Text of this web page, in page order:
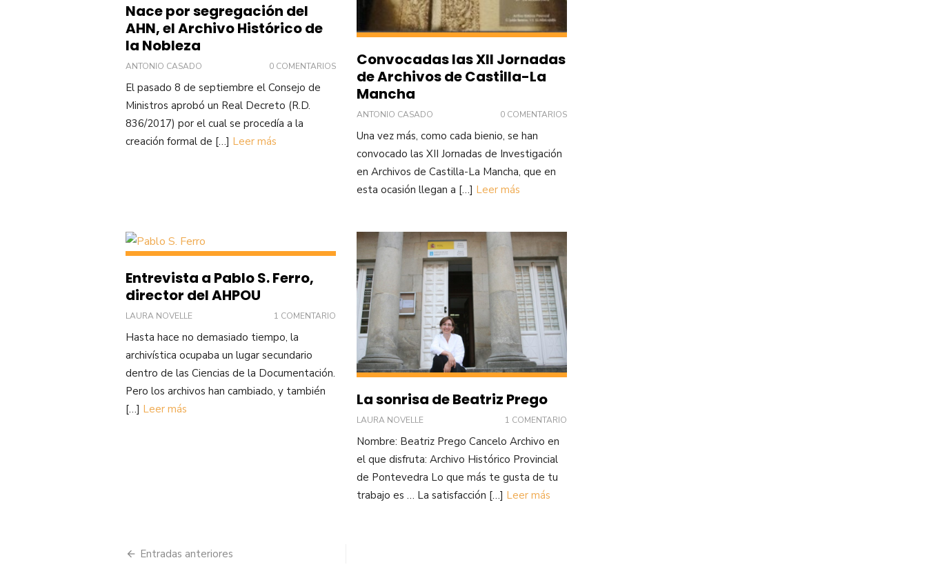
Nace por segregación del
AHN, el Archivo Histórico de
la Nobleza
ANTONIO CASADO 0 COMENTARIOS
El pasado 8 de septiembre el Consejo de
Ministros aprobó un Real Decreto (R.D.
836/2017) por el cual se procedía a la
creación formal de […] Leer más
Convocadas las XII Jornadas
de Archivos de Castilla-La
Mancha
ANTONIO CASADO 0 COMENTARIOS
Una vez más, como cada bienio, se han
convocado las XII Jornadas de Investigación
en Archivos de Castilla-La Mancha, que en
esta ocasión llegan a […] Leer más
Entrevista a Pablo S. Ferro,
director del AHPOU
LAURA NOVELLE 1 COMENTARIO
Hasta hace no demasiado tiempo, la
archivística ocupaba un lugar secundario
dentro de las Ciencias de la Documentación.
Pero los archivos han cambiado, y también
[…] Leer más
La sonrisa de Beatriz Prego
LAURA NOVELLE 1 COMENTARIO
Nombre: Beatriz Prego Cancelo Archivo en
el que disfruta: Archivo Histórico Provincial
de Pontevedra Lo que más te gusta de tu
trabajo es … La satisfacción […] Leer más
Navegación
Entradas anteriores